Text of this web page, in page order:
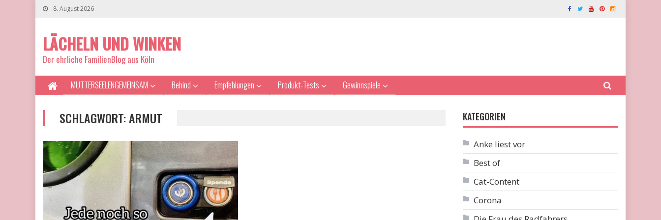
8. August 2026
LÄCHELN UND WINKEN
Der ehrliche FamilienBlog aus Köln
MUTTERSEELENGEMEINSAM Behind Empfehlungen Produkt-Tests Gewinnspiele
SCHLAGWORT:ARMUT KATEGORIEN
Anke liest vor
Best of
Cat-Content
Corona